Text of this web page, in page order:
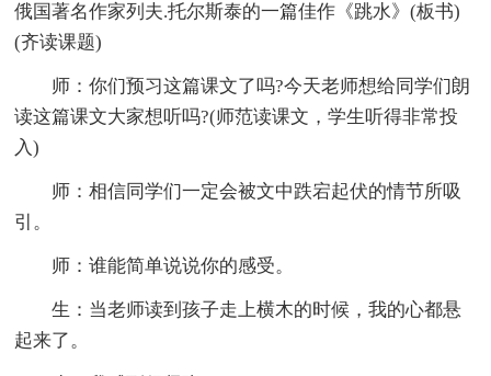
俄国著名作家列夫.托尔斯泰的一篇佳作《跳水》(板书)
(齐读课题)
师：你们预习这篇课文了吗?今天老师想给同学们朗
读这篇课文大家想听吗?(师范读课文，学生听得非常投
入)
师：相信同学们一定会被文中跌宕起伏的情节所吸
引。
师：谁能简单说说你的感受。
生：当老师读到孩子走上横木的时候，我的心都悬
起来了。